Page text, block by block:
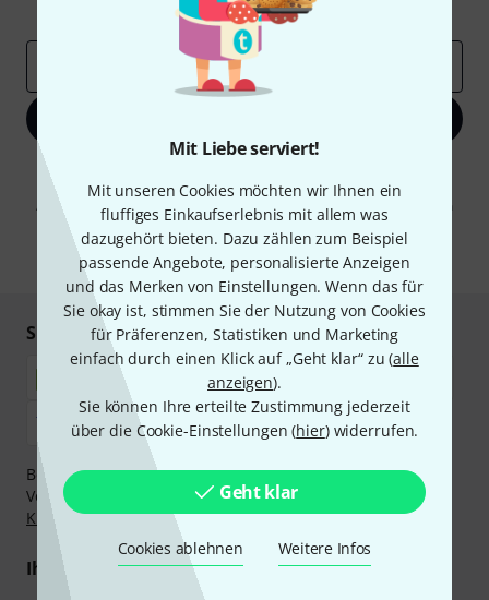
Mit Liebe serviert!
Mit unseren Cookies möchten wir Ihnen ein
fluffiges Einkaufserlebnis mit allem was
dazugehört bieten. Dazu zählen zum Beispiel
passende Angebote, personalisierte Anzeigen
und das Merken von Einstellungen. Wenn das für
Sie okay ist, stimmen Sie der Nutzung von Cookies
für Präferenzen, Statistiken und Marketing
einfach durch einen Klick auf „Geht klar“ zu (alle
anzeigen).
Sie können Ihre erteilte Zustimmung jederzeit
über die Cookie-Einstellungen (hier) widerrufen.
Geht klar
Cookies ablehnen Weitere Infos
Inspirierende Beiträge
Deals
Mit Klick auf „Jetzt anmelden“ stimmen Sie dem Erhalt von E-Mail-
Werbung und einer Messung des E-Mail-Nutzungsverhaltens zu. Die
Abmeldung ist jederzeit möglich. Weitere Informationen finden Sie in
unserenDatenschutzhinweisen.
* Pflichtfeld
Sicher einkaufen & bezahlen
Bezahlen Sie vertraulich und sicher per Nachnahme,
Vorkasse, PayPal, Amazon Pay,Klarna Sofort bezahlen
,
Klarna Ratenzahlungoder Kreditkarte.
Ihre Vorteile